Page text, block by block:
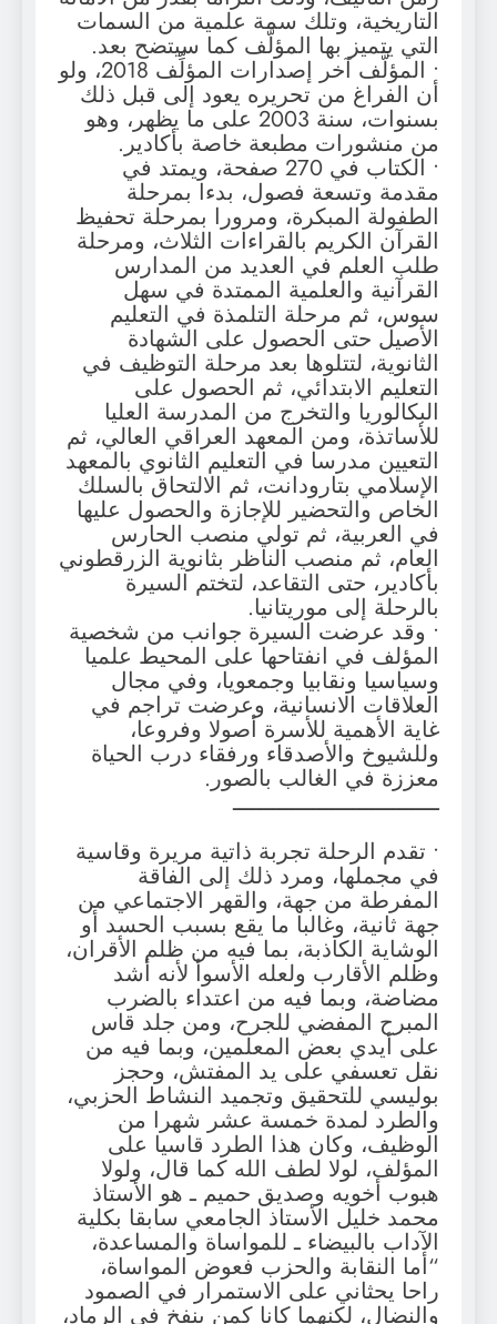
التاريخية، وتلك سمة علمية من السمات
التي يتميز بها المؤلَّف كما سيتضح بعد.
• المؤلَّف آخر إصدارات المؤلِّف 2018، ولو
أن الفراغ من تحريره يعود إلى قبل ذلك
بسنوات، سنة 2003 على ما يظهر، وهو
من منشورات مطبعة خاصة بأكادير.
• الكتاب في 270 صفحة، ويمتد في
مقدمة وتسعة فصول، بدءا بمرحلة
الطفولة المبكرة، ومرورا بمرحلة تحفيظ
القرآن الكريم بالقراءات الثلاث، ومرحلة
طلب العلم في العديد من المدارس
القرآنية والعلمية الممتدة في سهل
سوس، ثم مرحلة التلمذة في التعليم
الأصيل حتى الحصول على الشهادة
الثانوية، لتتلوها بعد مرحلة التوظيف في
التعليم الابتدائي، ثم الحصول على
البكالوريا والتخرج من المدرسة العليا
للأساتذة، ومن المعهد العراقي العالي، ثم
التعيين مدرسا في التعليم الثانوي بالمعهد
الإسلامي بتارودانت، ثم الالتحاق بالسلك
الخاص والتحضير للإجازة والحصول عليها
في العربية، ثم تولي منصب الحارس
العام، ثم منصب الناظر بثانوية الزرقطوني
بأكادير، حتى التقاعد، لتختم السيرة
بالرحلة إلى موريتانيا.
• وقد عرضت السيرة جوانب من شخصية
المؤلف في انفتاحها على المحيط علميا
وسياسيا ونقابيا وجمعويا، وفي مجال
العلاقات الانسانية، وعرضت تراجم في
غاية الأهمية للأسرة أصولا وفروعا،
وللشيوخ والأصدقاء ورفقاء درب الحياة
معززة في الغالب بالصور.
ـــــــــــــــــــــــــــــــ
• تقدم الرحلة تجربة ذاتية مريرة وقاسية
في مجملها، ومرد ذلك إلى الفاقة
المفرطة من جهة، والقهر الاجتماعي من
جهة ثانية، وغالبا ما يقع بسبب الحسد أو
الوشاية الكاذبة، بما فيه من ظلم الأقران،
وظلم الأقارب ولعله الأسوأ لأنه أشد
مضاضة، وبما فيه من اعتداء بالضرب
المبرح المفضي للجرح، ومن جلد قاس
على أيدي بعض المعلمين، وبما فيه من
نقل تعسفي على يد المفتش، وحجز
بوليسي للتحقيق وتجميد النشاط الحزبي،
والطرد لمدة خمسة عشر شهرا من
الوظيف، وكان هذا الطرد قاسيا على
المؤلف، لولا لطف الله كما قال، ولولا
هبوب أخويه وصديق حميم ـ هو الأستاذ
محمد خليل الأستاذ الجامعي سابقا بكلية
الآداب بالبيضاء ـ للمواساة والمساعدة،
“أما النقابة والحزب فعوض المواساة،
راحا يحثاني على الاستمرار في الصمود
والنضال، لكنهما كانا كمن ينفخ في الرماد،